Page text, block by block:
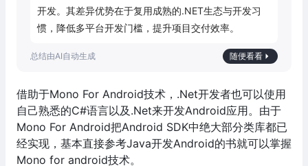
开发。其差异优势在于复用成熟的.NET生态与开发习
惯，降低多平台开发门槛，提升项目交付效率。
随便看看
借助于Mono For Android技术，.Net开发者也可以使用
自己熟悉的C#语言以及.Net来开发Android应用。由于
Mono For Android把Android SDK中绝大部分类库都已
经实现，基本直接参考Java开发Android的书就可以掌握
Mono for android技术。